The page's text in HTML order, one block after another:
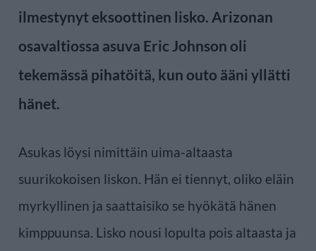
ilmestynyt eksoottinen lisko. Arizonan
osavaltiossa asuva Eric Johnson oli
tekemässä pihatöitä, kun outo ääni yllätti
hänet.
Asukas löysi nimittäin uima-altaasta
suurikokoisen liskon. Hän ei tiennyt, oliko eläin
myrkyllinen ja saattaisiko se hyökätä hänen
kimppuunsa. Lisko nousi lopulta pois altaasta ja